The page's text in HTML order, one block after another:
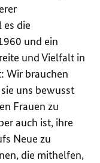
es die
und ein
und Vielfalt in
Wir brauchen
uns bewusst
Frauen zu
auch ist, ihre
Neue zu
die mithelfen,